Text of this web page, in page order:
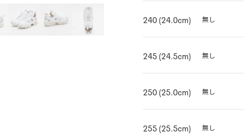
240 (24.0cm) 無し
245 (24.5cm) 無し
250 (25.0cm) 無し
255 (25.5cm) 無し